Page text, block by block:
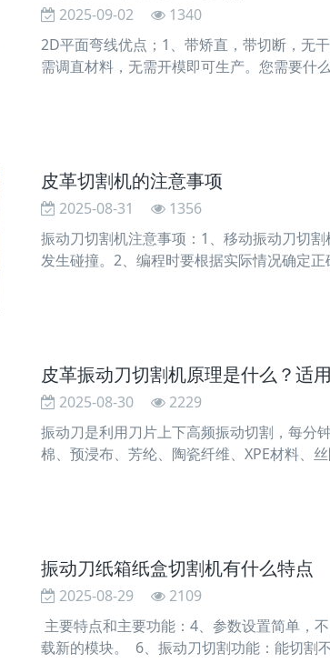
2025-09-02
1340
2D平面弯线优点；1、带矫直，带切断，无
需调直材料，无需开模即可生产。您需要什
皮革切割机的注意事项
2025-08-31
1356
振动刀切割机注意事项：1、移动振动刀切
发生碰撞。2、编程时要根据实际情况确定
皮革振动刀切割机原理是什么？适
2025-08-30
2229
振动刀是利用刀片上下高频振动切割，每分
棉、预浸布、芳纶、陶瓷纤维、XPE材料
振动刀纸箱纸盒切割机有什么特点
2025-08-29
2109
主要特点和主要功能：4、参数设置简单，
载新的模块。 6、振动刀切割功能：能切割